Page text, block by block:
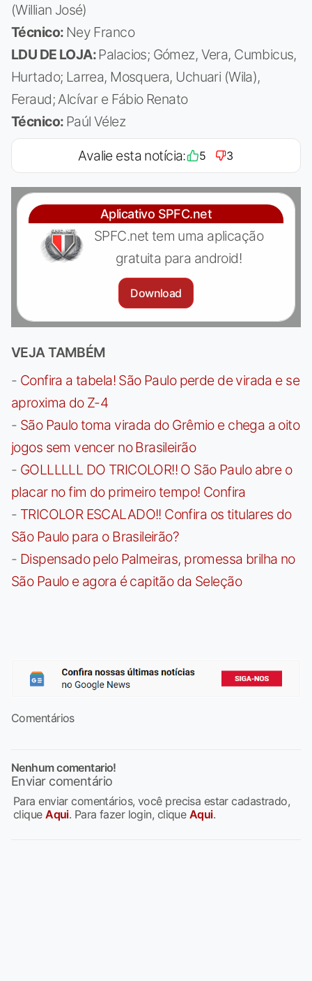
(Willian José)
Técnico: Ney Franco
LDU DE LOJA:Palacios; Gómez, Vera, Cumbicus,
Hurtado; Larrea, Mosquera, Uchuari (Wila),
Feraud; Alcívar e Fábio Renato
Técnico: Paúl Vélez
Avalie esta notícia: 5 3
Aplicativo SPFC.net
SPFC.net tem uma aplicação
gratuita para android!
Download
VEJA TAMBÉM
- Confira a tabela! São Paulo perde de virada e se
aproxima do Z-4
- São Paulo toma virada do Grêmio e chega a oito
jogos sem vencer no Brasileirão
- GOLLLLLL DO TRICOLOR!! O São Paulo abre o
placar no fim do primeiro tempo! Confira
- TRICOLOR ESCALADO!! Confira os titulares do
São Paulo para o Brasileirão?
- Dispensado pelo Palmeiras, promessa brilha no
São Paulo e agora é capitão da Seleção
Comentários
Nenhum comentario!
Enviar comentário
Para enviar comentários, você precisa estar cadastrado,
cliqueAqui. Para fazer login, clique Aqui.